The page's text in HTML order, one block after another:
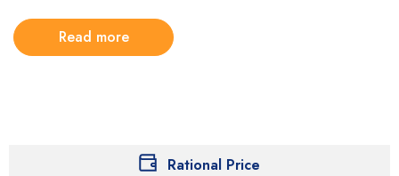
Read more
Rational Price